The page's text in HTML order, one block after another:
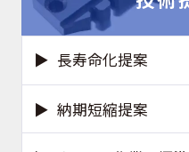
長寿命化提案
納期短縮提案